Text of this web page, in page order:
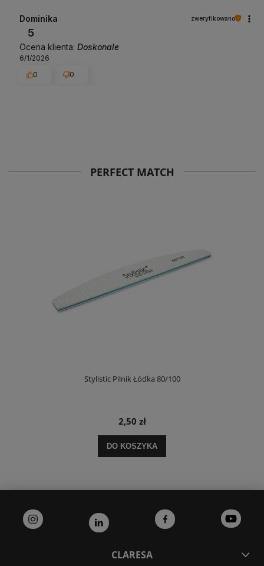
Dominika zweryfikowano
5
Ocena klienta: Doskonale
6/1/2026
0
0
PERFECT MATCH
Stylistic Pilnik Łódka 80/100
2,50 zł
DO KOSZYKA
CLARESA